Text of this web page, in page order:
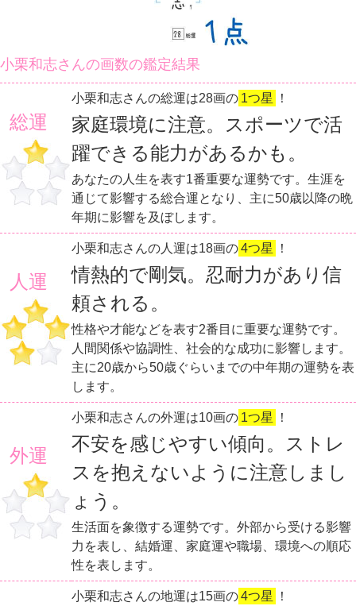
小栗和志さんの画数の鑑定結果
総運
小栗和志さんの総運は28画の 1つ星 ！
家庭環境に注意。スポーツで活
躍できる能力があるかも。
あなたの人生を表す1番重要な運勢です。生涯を
通じて影響する総合運となり、主に50歳以降の晩
年期に影響を及ぼします。
人運
小栗和志さんの人運は18画の4つ星 ！
情熱的で剛気。忍耐力があり信
頼される。
性格や才能などを表す2番目に重要な運勢です。
人間関係や協調性、社会的な成功に影響します。
主に20歳から50歳ぐらいまでの中年期の運勢を表
します。
外運
小栗和志さんの外運は10画の 1つ星 ！
不安を感じやすい傾向。ストレ
スを抱えないように注意しまし
ょう。
生活面を象徴する運勢です。外部から受ける影響
力を表し、結婚運、家庭運や職場、環境への順応
性を表します。
小栗和志さんの地運は15画の4つ星 ！